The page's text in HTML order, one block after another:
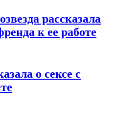
рассказала
к ее работе
о сексе с